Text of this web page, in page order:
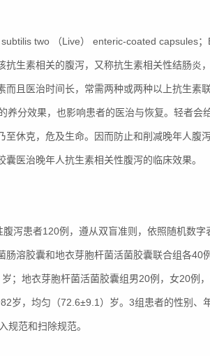
two （Live） enteric-coated capsules
生素相关的腹泻，又称抗生素相关性结肠炎
且医治时间长，常需两种或两种以上抗生素
分效果，也影响患者的医治与恢复。轻者会
休克，危及生命。因而防止和削减晚年人腹
医治晚年人抗生素相关性腹泻的临床效果。
泻患者120例，遵从双盲准则，依照随机数
溶胶囊和地衣芽胞杆菌活菌胶囊联合组各40
；地衣芽胞杆菌活菌胶囊组男20例，女20例
岁，均匀（72.6±9.1）岁。3组患者的性别、
规范和扫除规范。